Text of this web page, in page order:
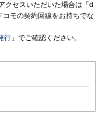
クセスいただいた場合は「d
モの契約回線をお持ちでな
行 」でご確認ください。